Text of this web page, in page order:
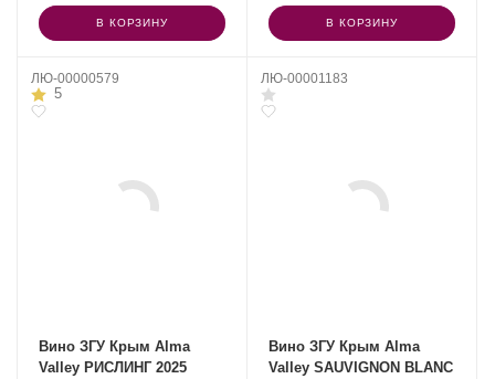
В КОРЗИНУ В КОРЗИНУ
ЛЮ-00000579
5
Вино ЗГУ Крым Alma
Valley РИСЛИНГ 2025
ЛЮ-00001183
Вино ЗГУ Крым Alma
Valley SAUVIGNON BLANC